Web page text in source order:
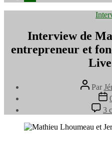
Interview de
entrepreneur et
Auteur
de
l’article
Par
de
3